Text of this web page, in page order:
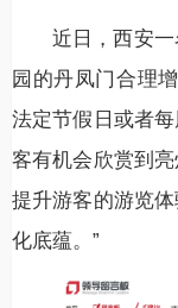
近日，西安
园的丹凤门合理
法定节假日或者
客有机会欣赏到
提升游客的游览
化底蕴。”